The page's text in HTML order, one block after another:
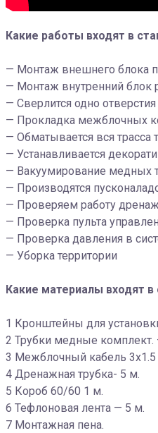
Какие работы входят в
— Монтаж внешнего блока
— Монтаж внутренний
— Сверлится одно отверстия
— Прокладка межблочных
— Обматывается вся трасса
— Устанавливается
— Вакуумирование медных
— Производятся
— Проверяем работу
— Проверка пульта
— Проверка давления в
— Уборка территории
Какие материалы входят в
1 Кронштейны для
2 Трубки медные комплект.
3 Межблочный кабель
4 Дренажная трубка- 5 м.
5 Короб 60/60 1 м.
6 Тефлоновая лента — 5 м.
7 Монтажная пена.